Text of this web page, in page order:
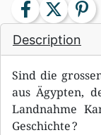
Description
Sind die
aus Ägypten,
Landnahme
Geschichte ?
facebook twitter pinterest